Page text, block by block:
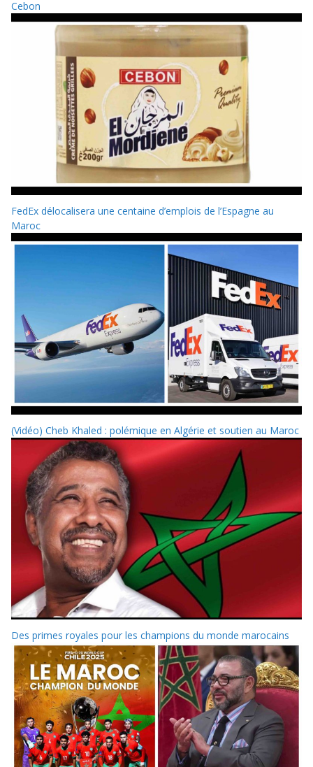
Cebon
FedEx délocalisera une centaine d’emplois de l’Espagne au
Maroc
(Vidéo) Cheb Khaled : polémique en Algérie et soutien au Maroc
Des primes royales pour les champions du monde marocains